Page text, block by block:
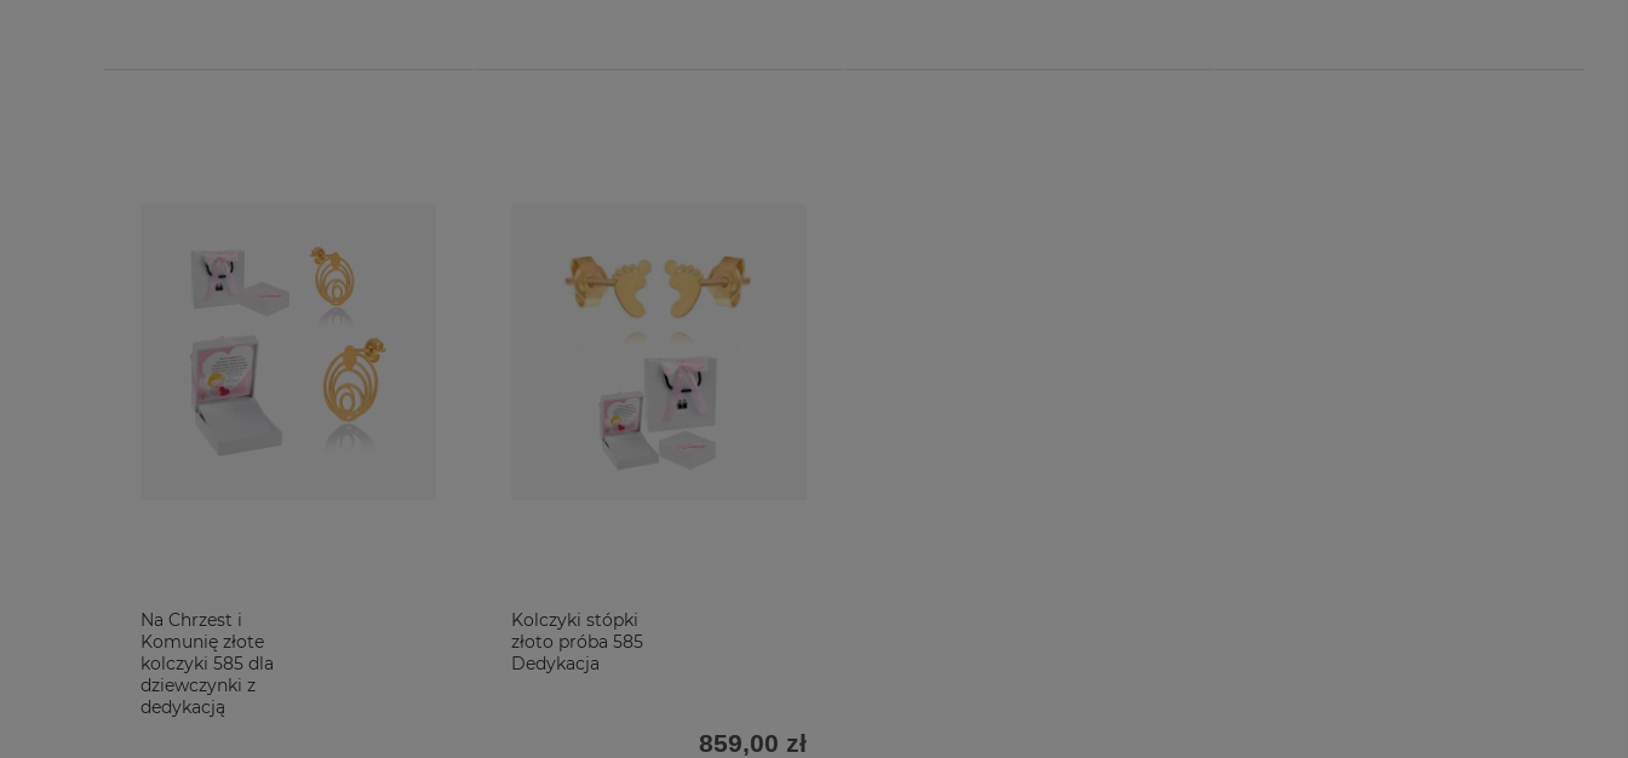
Na Chrzest i
Komunię złote
kolczyki 585 dla
dziewczynki z
dedykacją
Kolczyki stópki
złoto próba 585
Dedykacja
859,00 zł